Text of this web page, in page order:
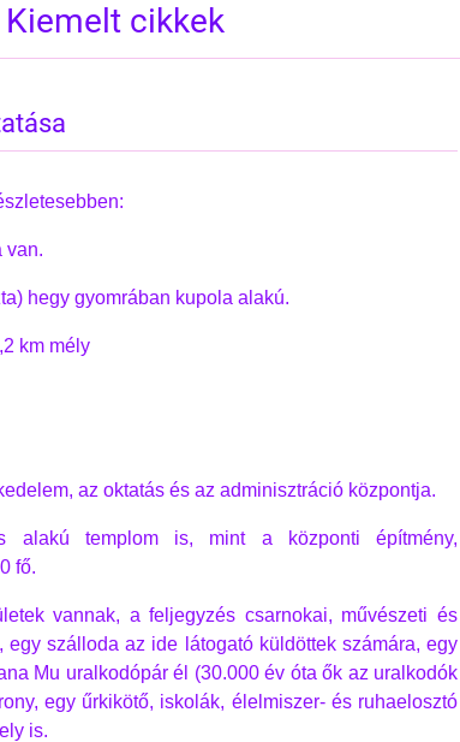
Kiemelt cikkek
van.
hegy gyomrában kupola alakú.
km mély
az oktatás és az adminisztráció központja.
alakú templom is, mint a központi építmény,
fő.
vannak, a feljegyzés csarnokai, művészeti és
egy szálloda az ide látogató küldöttek számára, egy
Mu uralkodópár él (30.000 év óta ők az uralkodók
egy űrkikötő, iskolák, élelmiszer- és ruhaelosztó
is.